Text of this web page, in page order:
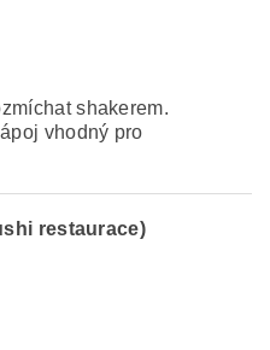
shakerem.
vhodný pro
restaurace)